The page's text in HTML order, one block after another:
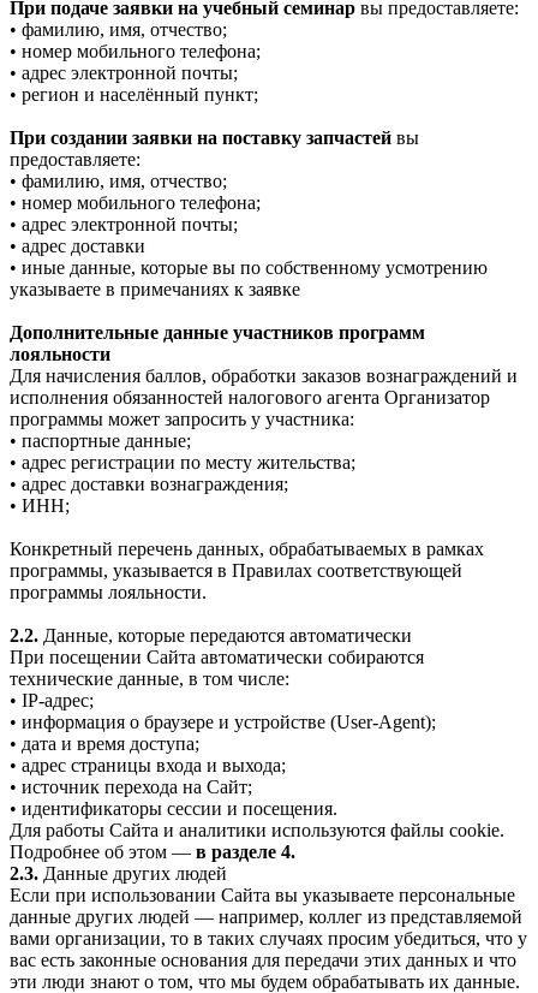
При подаче заявки на учебный семинар вы предоставляете:
• фамилию, имя, отчество;
• номер мобильного телефона;
• адрес электронной почты;
• регион и населённый пункт;
При создании заявки на поставку запчастей вы
предоставляете:
• фамилию, имя, отчество;
• номер мобильного телефона;
• адрес электронной почты;
• адрес доставки
• иные данные, которые вы по собственному усмотрению
указываете в примечаниях к заявке
Дополнительные данные участников программ
лояльности
Для начисления баллов, обработки заказов вознаграждений и
исполнения обязанностей налогового агента Организатор
программы может запросить у участника:
• паспортные данные;
• адрес регистрации по месту жительства;
• адрес доставки вознаграждения;
• ИНН;
Конкретный перечень данных, обрабатываемых в рамках
программы, указывается в Правилах соответствующей
программы лояльности.
2.2. Данные, которые передаются автоматически
При посещении Сайта автоматически собираются
технические данные, в том числе:
• IP-адрес;
• информация о браузере и устройстве (User-Agent);
• дата и время доступа;
• адрес страницы входа и выхода;
• источник перехода на Сайт;
• идентификаторы сессии и посещения.
Для работы Сайта и аналитики используются файлы cookie.
Подробнее об этом — в разделе 4.
2.3. Данные других людей
Если при использовании Сайта вы указываете персональные
данные других людей — например, коллег из представляемой
вами организации, то в таких случаях просим убедиться, что у
вас есть законные основания для передачи этих данных и что
эти люди знают о том, что мы будем обрабатывать их данные.